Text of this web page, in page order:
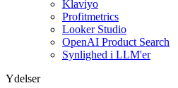
Klaviyo
Profitmetrics
Looker Studio
OpenAI Product Search
Synlighed i LLM'er
Ydelser